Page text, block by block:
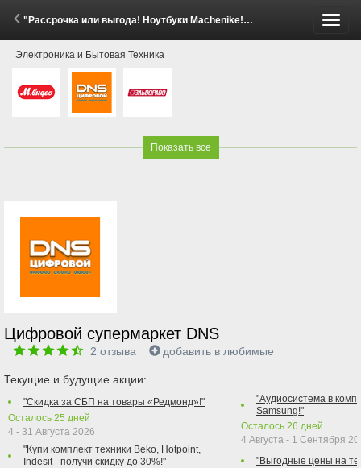
"Рассрочка или выгода! Ноутбуки Machenike!" (24 Апреля - 14 Мая 2026)
Электроника и Бытовая Техника
Показать все
Цифровой супермаркет DNS
2 отзыва добавить в любимые
Текущие и будущие акции:
"Скидка за СБП на товары «Редмонд»!"
Осталось 25 дней
4 - 31 Августа 2026
"Купи комплект техники Beko, Hotpoint,
Indesit - получи скидку до 30%!"
"Аудиосистема в
Samsung!"
Осталось 26 дней
4 Августа - 1 Сентября
"Выгодные цены на